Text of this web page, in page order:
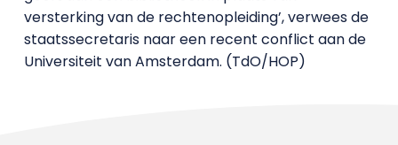
versterking van de rechtenopleiding’, verwees de
staatssecretaris naar een recent conflict aan de
Universiteit van Amsterdam. (TdO/HOP)